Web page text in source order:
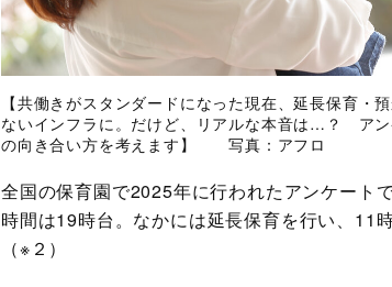
【共働きがスタンダードになった現在、延長保育・
ないインフラに。だけど、リアルな本音は…？ ア
の向き合い方を考えます】 写真：アフロ
全国の保育園で2025年に行われたアンケート
時間は19時台。なかには延長保育を行い、11
（※２）